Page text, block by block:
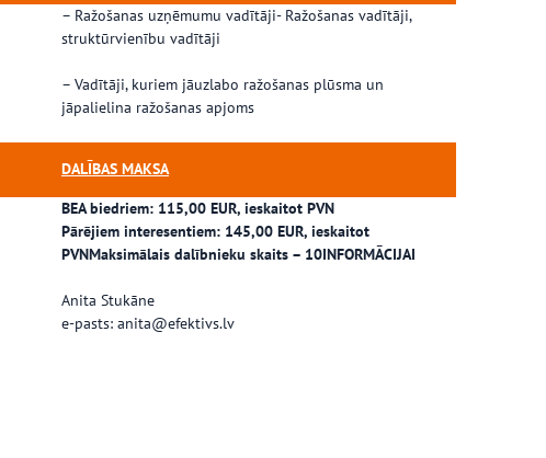
– Ražošanas uzņēmumu vadītāji- Ražošanas vadītāji,
struktūrvienību vadītāji
– Vadītāji, kuriem jāuzlabo ražošanas plūsma un
jāpalielina ražošanas apjoms
DALĪBAS MAKSA
BEA biedriem: 115,00 EUR, ieskaitot PVN
Pārējiem interesentiem: 145,00 EUR, ieskaitot
PVNMaksimālais dalībnieku skaits – 10INFORMĀCIJAI
Anita Stukāne
e-pasts: anita@efektivs.lv